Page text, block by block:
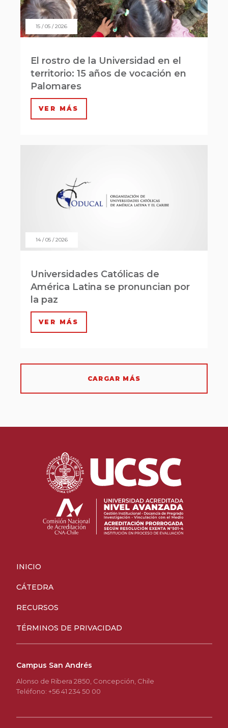
15 / 05 / 2026
El rostro de la Universidad en el
territorio: 15 años de vocación en
Palomares
VER MÁS
14 / 05 / 2026
Universidades Católicas de
América Latina se pronuncian por
la paz
VER MÁS
CARGAR MÁS
INICIO
CÁTEDRA
RECURSOS
TÉRMINOS DE PRIVACIDAD
Campus San Andrés
Alonso de Ribera 2850, Concepción, Chile
Teléfono: +56 41 234 50 00